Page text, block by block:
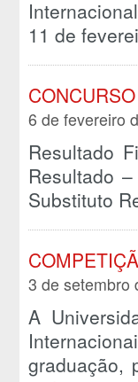
11 de
6 de fevereiro
Resultado
Resultado
Substituto
3 de setembro
A
graduação,